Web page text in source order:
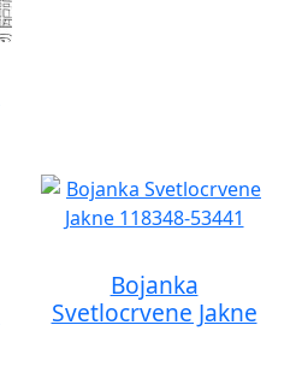
Bojanka
Svetlocrvene Jakne